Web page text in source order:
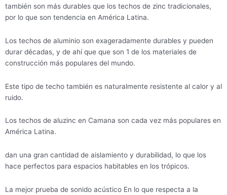
también son más durables que los techos de zinc tradicionales,
por lo que son tendencia en América Latina.
Los techos de aluminio son exageradamente durables y pueden
durar décadas, y de ahí que que son 1 de los materiales de
construcción más populares del mundo.
Este tipo de techo también es naturalmente resistente al calor y al
ruido.
Los techos de aluzinc en Camana son cada vez más populares en
América Latina.
dan una gran cantidad de aislamiento y durabilidad, lo que los
hace perfectos para espacios habitables en los trópicos.
La mejor prueba de sonido acústico En lo que respecta a la